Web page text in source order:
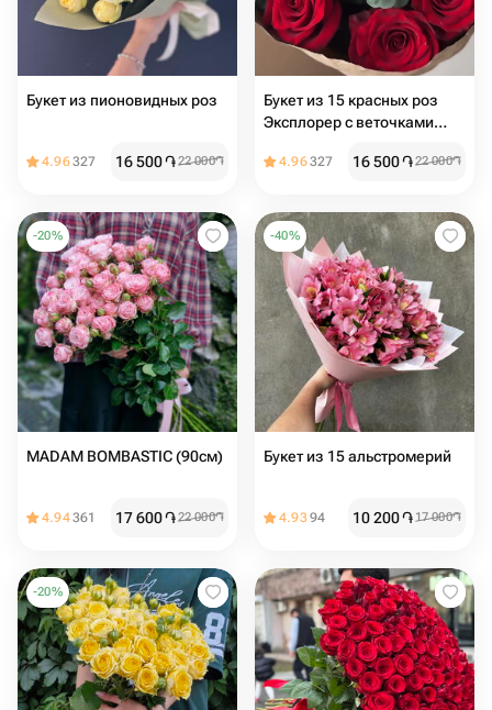
Букет из пионовидных роз
4.96327 16 500֏22 000֏
Букет из 15 красных роз
Эксплорер с веточками
4.96327 16 500֏22 000֏
-20%
MADAM BOMBASTIC (90см)
4.94361 17 600֏22 000֏
-40%
Букет из 15 альстромерий
4.9394 10 200֏17 000֏
-20%